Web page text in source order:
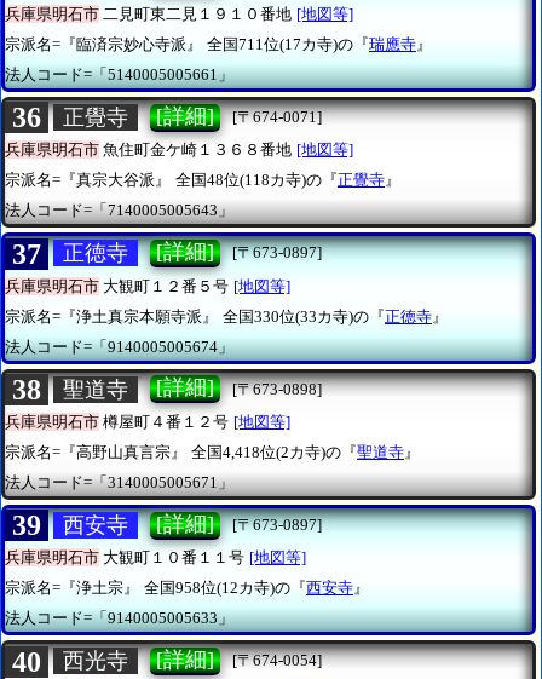
兵庫県明石市 二見町東二見１９１０番地 [地図等]
宗派名=『臨済宗妙心寺派』
全国711位(17カ寺)の『瑞應寺』
法人コード=「5140005005661」
36 正覺寺 [詳細]
[〒674-0071]
兵庫県明石市 魚住町金ケ崎１３６８番地 [地図等]
宗派名=『真宗大谷派』
全国48位(118カ寺)の『正覺寺』
法人コード=「7140005005643」
37 正徳寺 [詳細]
[〒673-0897]
兵庫県明石市 大観町１２番５号 [地図等]
宗派名=『浄土真宗本願寺派』
全国330位(33カ寺)の『正徳寺 』
法人コード=「9140005005674」
38 聖道寺 [詳細]
[〒673-0898]
兵庫県明石市 樽屋町４番１２号 [地図等]
宗派名=『高野山真言宗』
全国4,418位(2カ寺)の『聖道寺』
法人コード=「3140005005671」
39 西安寺 [詳細]
[〒673-0897]
兵庫県明石市 大観町１０番１１号 [地図等]
宗派名=『浄土宗』
全国958位(12カ寺)の『西安寺』
法人コード=「9140005005633」
40 西光寺 [詳細]
[〒674-0054]